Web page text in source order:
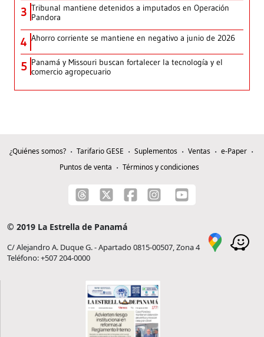
3 Tribunal mantiene detenidos a imputados en Operación
Pandora
4 Ahorro corriente se mantiene en negativo a junio de 2026
5 Panamá y Missouri buscan fortalecer la tecnología y el
comercio agropecuario
¿Quiénes somos? Tarifario GESE Suplementos Ventas
e-Paper
Puntos de venta
Términos y condiciones
© 2019 La Estrella de Panamá
C/ Alejandro A. Duque G. - Apartado 0815-00507, Zona 4
Teléfono: +507 204-0000